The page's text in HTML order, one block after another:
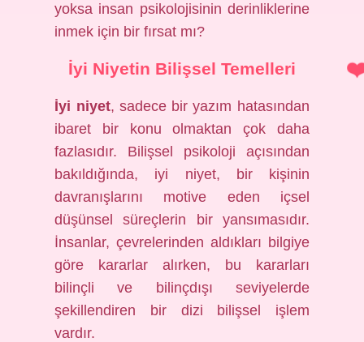
yoksa insan psikolojisinin derinliklerine
inmek için bir fırsat mı?
İyi Niyetin Bilişsel Temelleri
İyi niyet, sadece bir yazım hatasından
ibaret bir konu olmaktan çok daha
fazlasıdır. Bilişsel psikoloji açısından
bakıldığında, iyi niyet, bir kişinin
davranışlarını motive eden içsel
düşünsel süreçlerin bir yansımasıdır.
İnsanlar, çevrelerinden aldıkları bilgiye
göre kararlar alırken, bu kararları
bilinçli ve bilinçdışı seviyelerde
şekillendiren bir dizi bilişsel işlem
vardır.